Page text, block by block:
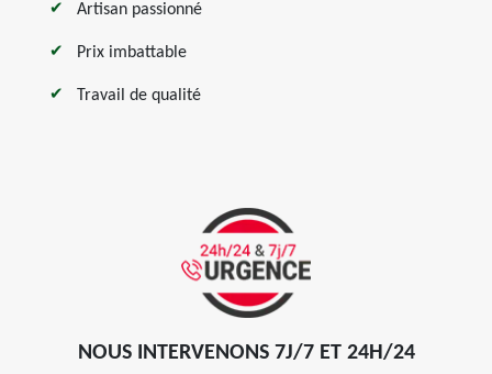
Artisan passionné
Prix imbattable
Travail de qualité
NOUS INTERVENONS 7J/7 ET 24H/24